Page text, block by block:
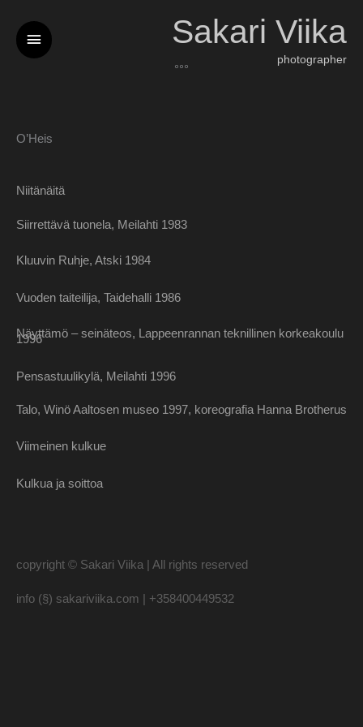
sisältöön
Sakari Viika
photographer
Päävalikko
°°°
O’Heis
Niitänäitä
Siirrettävä tuonela, Meilahti 1983
Kluuvin Ruhje, Atski 1984
Vuoden taiteilija, Taidehalli 1986
Näyttämö – seinäteos, Lappeenrannan teknillinen korkeakoulu
1996
Pensastuulikylä, Meiahti 1996
Talo, Winö Aaltosen museo 1997, koreografia Hanna Brotherus
Viimeinen kulkue
Kulkua ja soittoa
copyright © Sakari Viika | All rights reserved
info (§) sakariviika.com | +358400449532